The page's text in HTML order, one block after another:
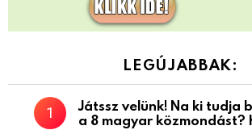
LEGÚJABBAK:
Játssz velünk! Na ki tudja
a 8 magyar közmondást?